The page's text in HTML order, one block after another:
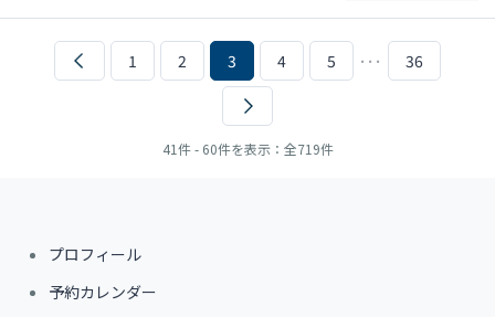
1 2 3 4 5 ･･･ 36
41件 - 60件を表示：全719件
プロフィール
予約カレンダー